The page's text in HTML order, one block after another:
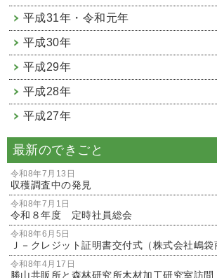
平成31年・令和元年
平成30年
平成29年
平成28年
平成27年
最新のできごと
令和8年7月13日
収穫調査中の発見
令和8年7月1日
令和８年度 定時社員総会
令和8年6月5日
Ｊ－クレジット証明書交付式（株式会社嶋袋
令和8年4月17日
勝山共販所と森林研究所木材加工研究室訪問